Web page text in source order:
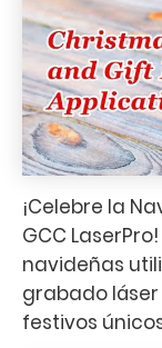
¡Celebre la
GCC
navideñas
grabado
festivos